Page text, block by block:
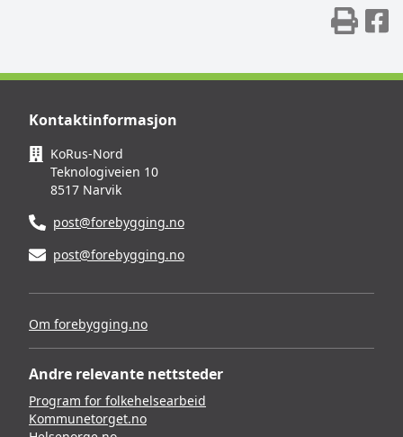
Kontaktinformasjon
KoRus-Nord
Teknologiveien 10
8517 Narvik
post@forebygging.no
post@forebygging.no
Om forebygging.no
Andre relevante nettsteder
Program for folkehelsearbeid
Kommunetorget.no